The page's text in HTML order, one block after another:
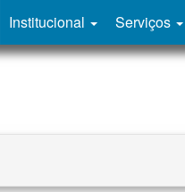
Institucional Serviços